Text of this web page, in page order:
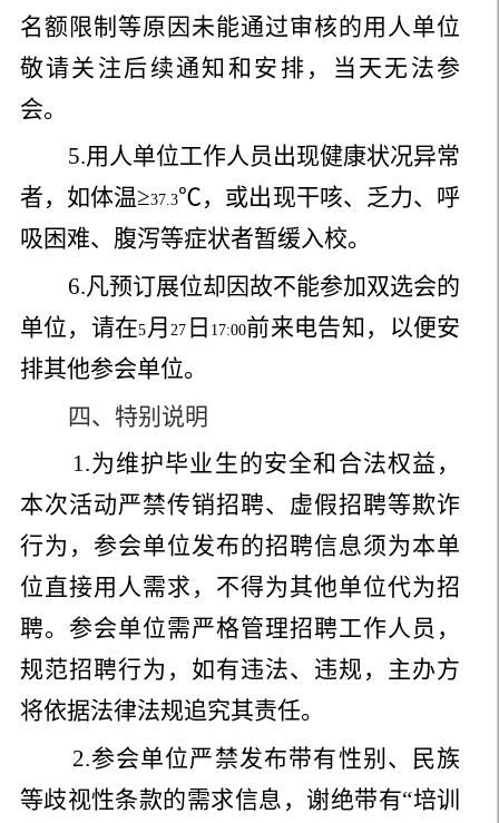
名额限制等原因未能通过审核的用人单位
敬请关注后续通知和安排，当天无法参
会。
5.用人单位工作人员出现健康状况异常
者，如体温≥37.3℃，或出现干咳、乏力、呼
吸困难、腹泻等症状者暂缓入校。
6.凡预订展位却因故不能参加双选会的
单位，请在5 月27 日 17:00前来电告知，以便安
排其他参会单位。
四、特别说明
1.为维护毕业生的安全和合法权益，
本次活动严禁传销招聘、虚假招聘等欺诈
行为，参会单位发布的招聘信息须为本单
位直接用人需求，不得为其他单位代为招
聘。参会单位需严格管理招聘工作人员，
规范招聘行为，如有违法、违规，主办方
将依据法律法规追究其责任。
2.参会单位严禁发布带有性别、民族
等歧视性条款的需求信息，谢绝带有“培训